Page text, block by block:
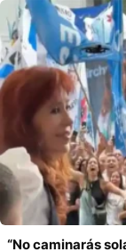
“No caminarás